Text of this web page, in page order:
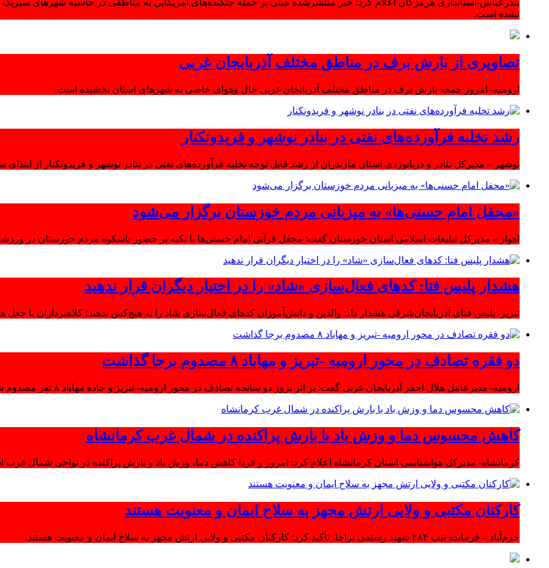
بندرعباس-استانداری هرمزگان اعلام کرد: خبر منتشرشده مبنی بر حمله جنگنده‌های آمریکایی به مناطقی در حاشیه شهرهای
نشده است.
تصاویری از بارش برف در مناطق مختلف آذربایجان غربی
ارومیه- امروز جمعه بارش برف در مناطق مختلف آذربایجان غربی حال وهوای خاصی به شهرهای استان بخشیده است.
رشد تخلیه فرآورده‌های نفتی در بنادر نوشهر و فریدونکنار
نوشهر – مدیرکل بنادر و دریانوردی استان مازندران از رشد قابل توجه تخلیه فرآورده‌های نفتی در بنادر نوشهر و فریدونکنار از
«محفل امام حسنی‌ها» به میزبانی مردم خوزستان برگزار می‌شود
اهواز – مدیرکل تبلیغات اسلامی استان خوزستان گفت: محفل قرآنی امام حسنی‌ها با تکیه بر حضور باشکوه مردم خوزستان در
هشدار پلیس فتا: کدهای فعال‌سازی «شاد» را در اختیار دیگران قرار ندهید
تبریز- پلیس فتای آذربایجان‌شرقی هشدار داد: والدین و دانش‌آموزان کدهای فعال‌سازی شاد را به هیچ‌کس ندهند؛ کلاهبرداران با
دو فقره تصادف در محور ارومیه -تبریز و مهاباد ۸ مصدوم برجا گذاشت
ارومیه- مدیرعامل هلال احمر آذربایجان غربی گفت: بر اثر بروز دو سانحه تصادف در محور ارومیه- تبریز و جاده مهاباد ۸ نفر مصدوم شدند.
کاهش محسوس دما و وزش باد با بارش پراکنده در شمال غرب کرمانشاه
کرمانشاه- مدیرکل هواشناسی استان کرمانشاه اعلام کرد: امروز و فردا کاهش دما، وزش باد و بارش پراکنده در نواحی شمال
کارکنان مکتبی و ولایی ارتش مجهز به سلاح ایمان و معنویت هستند
خرم‌آباد – فرمانده تیپ ۲۸۴ شهید رستمی نزاجا، تأکید کرد: کارکنان مکتبی و ولایی ارتش مجهز به سلاح ایمان و معنویت هستند.